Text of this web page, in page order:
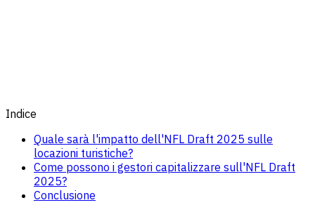
Indice
Quale sarà l'impatto dell'NFL Draft 2025 sulle
locazioni turistiche?
Come possono i gestori capitalizzare sull'NFL Draft
2025?
Conclusione